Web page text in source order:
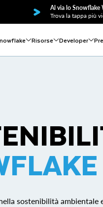
Al via lo Snowflake
Trova la tappa più
Risorse Developer
sostenibilità ambientale